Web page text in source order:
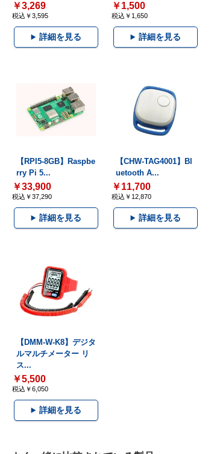
￥3,269
税込￥3,595
詳細を見る
￥1,500
税込￥1,650
詳細を見る
【RPI5-8GB】Raspbe
rry Pi 5...
￥33,900
税込￥37,290
詳細を見る
【CHW-TAG4001】Bl
uetooth A...
￥11,700
税込￥12,870
詳細を見る
【DMM-W-K8】デジタ
ルマルチメーター リ
ス...
￥5,500
税込￥6,050
詳細を見る